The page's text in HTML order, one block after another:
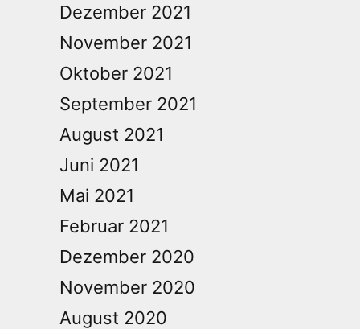
Dezember 2021
November 2021
Oktober 2021
September 2021
August 2021
Juni 2021
Mai 2021
Februar 2021
Dezember 2020
November 2020
August 2020